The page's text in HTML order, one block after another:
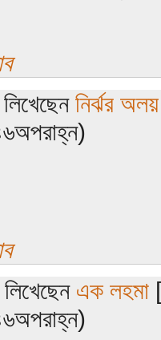
নির্ঝর অলয়
এক লহমা